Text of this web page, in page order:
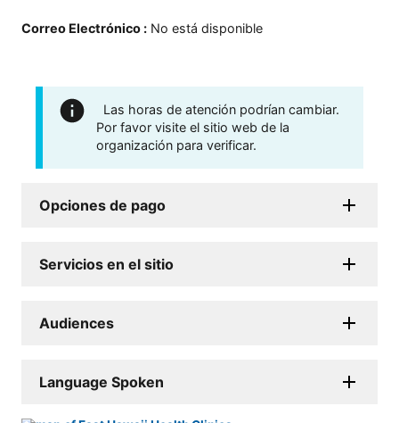
Correo Electrónico : No está disponible
Las horas de atención podrían cambiar.
Por favor visite el sitio web de la
organización para verificar.
Opciones de pago
Servicios en el sitio
Audiences
Language Spoken